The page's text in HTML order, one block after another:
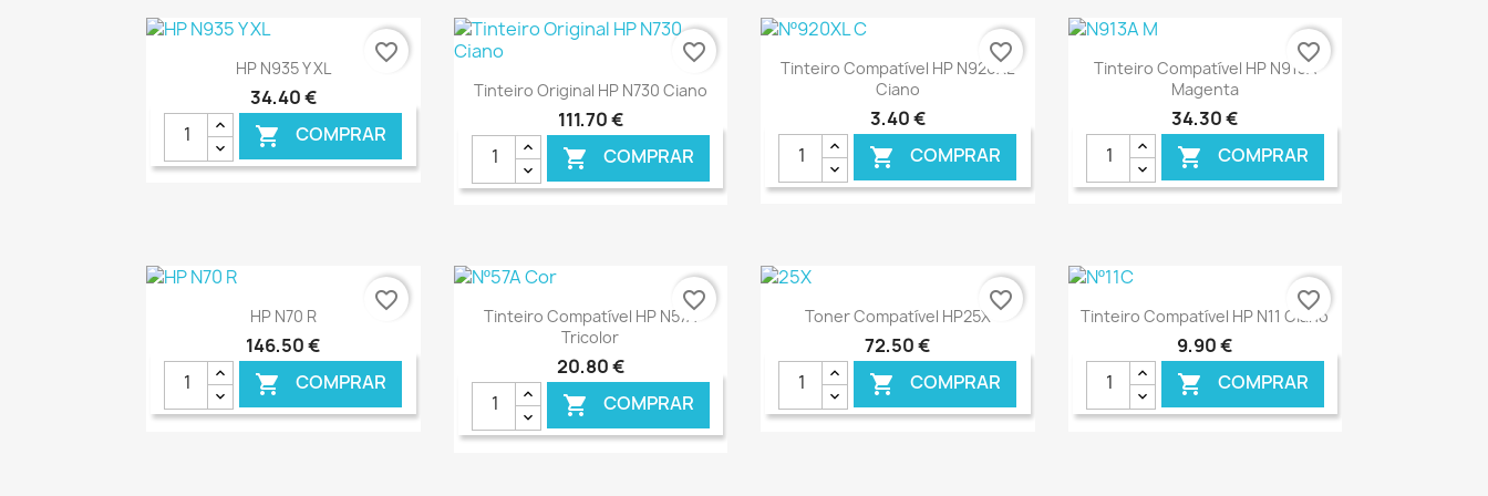
Ver+
HP N935 Y XL
34,40 €
 COMPRAR
favorite_border
Ver+
Tinteiro Original HP N730 Ciano
111,70 €
 COMPRAR
favorite_border Ver+
Tinteiro Compatível HP N920XL
Ciano
3,40 €
 COMPRAR
favorite_border Ver+
Tinteiro Compatível HP N913A
Magenta
34,30 €
 COMPRAR
favorite_border
Ver+
HP N70 R
146,50 €
 COMPRAR
favorite_border Ver+
Tinteiro Compatível HP N57A
Tricolor
20,80 €
 COMPRAR
favorite_border Ver+
Toner Compatível HP25X
72,50 €
 COMPRAR
favorite_border Ver+
Tinteiro Compatível HP N11 Ciano
9,90 €
 COMPRAR
favorite_border